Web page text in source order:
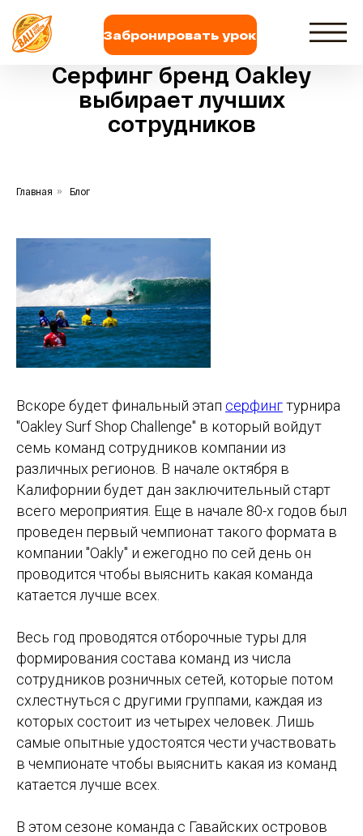
Забронировать урок
Серфинг бренд Oakley
выбирает лучших
сотрудников
Главная » Блог
Вскоре будет финальный этап серфингтурнира
"Oakley Surf Shop Challenge" в который войдут
семь команд сотрудников компании из
различных регионов. В начале октября в
Калифорнии будет дан заключительный старт
всего мероприятия. Еще в начале 80-х годов был
проведен первый чемпионат такого формата в
компании "Oakly" и ежегодно по сей день он
проводится чтобы выяснить какая команда
катается лучше всех.
Весь год проводятся отборочные туры для
формирования состава команд из числа
сотрудников розничных сетей, которые потом
схлестнуться с другими группами, каждая из
которых состоит из четырех человек. Лишь
самые опытные удостоятся чести участвовать
в чемпионате чтобы выяснить какая из команд
катается лучше всех.
В этом сезоне команда с Гавайских островов